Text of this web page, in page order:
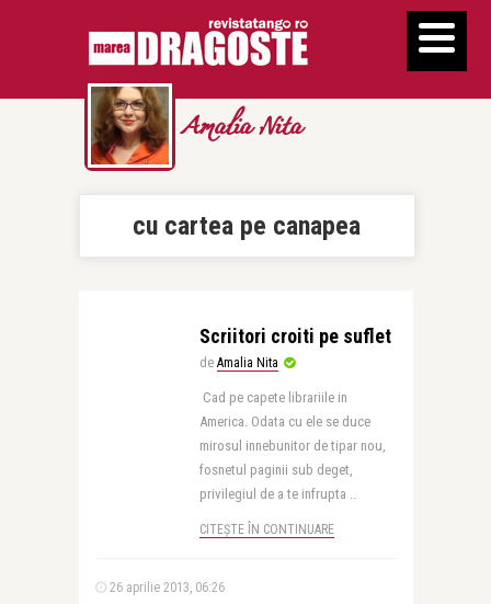
Amalia Nita
cu cartea pe canapea
Scriitori croiti pe suflet
de Amalia Nita
Cad pe capete librariile in
America. Odata cu ele se duce
mirosul innebunitor de tipar nou,
fosnetul paginii sub deget,
privilegiul de a te infrupta ..
CITEȘTE ÎN CONTINUARE
26 aprilie 2013, 06:26